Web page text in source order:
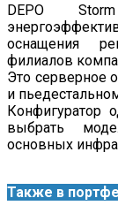
DEPO
оснащения
филиалов
Это серверное
и
Конфигуратор
выбрать
основных
Также в